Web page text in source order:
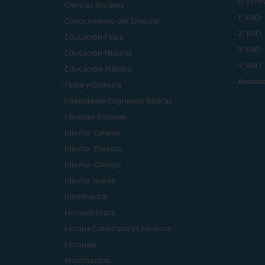
- Ciencias Sociales
- Conocimiento del Entorno
- Educación Física
- Educación Musical
- Educación Plástica
- Física y Química
- Habilidades Cognitivas Básicas
- Historias Sociales
- Idioma: Catalán
- Idioma: Euskera
- Idioma: Gallego
- Idioma: Inglés
- Informática
- Lectoescritura
- Lengua Castellana y Literatura
- Lenguaje
- Matemáticas
- 1º ESO
- 2º ESO
- 3º ESO
- 4º ESO
-